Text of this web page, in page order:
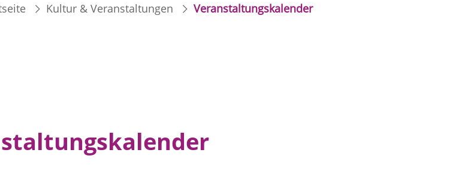
Kultur & Veranstaltungen Veranstaltungskalender